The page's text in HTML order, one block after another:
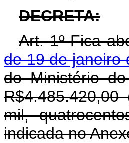
DECRETA:
Art. 1º Fica
de 19 de janeiro
do Ministério
mil,
indicada no